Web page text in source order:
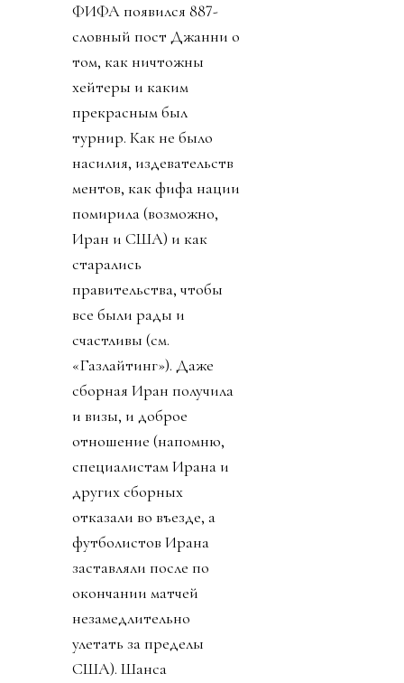
ФИФА появился 887-
словный пост Джанни о
том, как ничтожны
хейтеры и каким
прекрасным был
турнир. Как не было
насилия, издевательств
ментов, как фифа нации
помирила (возможно,
Иран и США) и как
старались
правительства, чтобы
все были рады и
счастливы (см.
«Газлайтинг»). Даже
сборная Иран получила
и визы, и доброе
отношение (напомню,
специалистам Ирана и
других сборных
отказали во въезде, а
футболистов Ирана
заставляли после по
окончании матчей
незамедлительно
улетать за пределы
США). Шанса